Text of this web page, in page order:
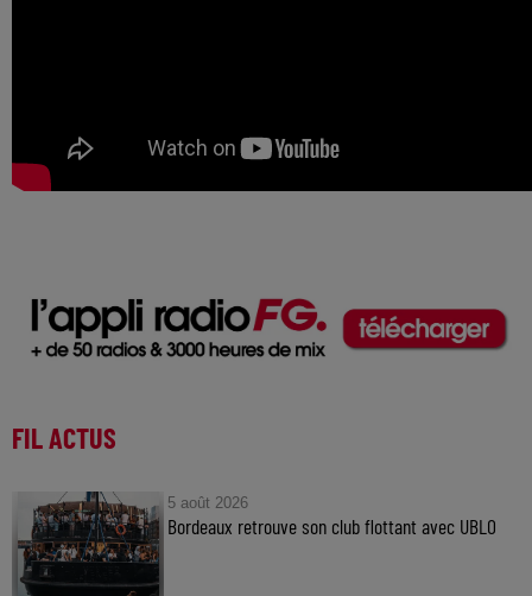
FIL ACTUS
5 août 2026
Bordeaux retrouve son club flottant avec UBLO